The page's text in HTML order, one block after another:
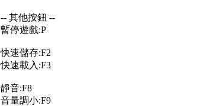
-- 其他按鈕 --
暫停遊戲:P
快速儲存:F2
快速載入:F3
靜音:F8
音量調小:F9